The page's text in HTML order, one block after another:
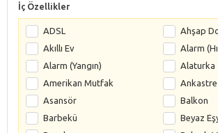
İç Özellikler
ADSL
Ahşap
Akıllı Ev
Alarm
Alarm (Yangın)
Alaturka
Amerikan Mutfak
Ankastre
Asansör
Balkon
Barbekü
Beyaz